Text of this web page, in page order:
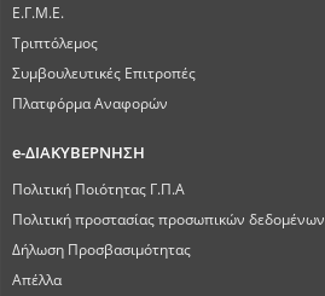
Ε.Γ.Μ.Ε.
Τριπτόλεμος
Συμβουλευτικές Επιτροπές
Πλατφόρμα Αναφορών
e-ΔΙΑΚΥΒΕΡΝΗΣΗ
Πολιτική Ποιότητας Γ.Π.Α
Πολιτική προστασίας προσωπικών δεδομένων
Δήλωση Προσβασιμότητας
Απέλλα